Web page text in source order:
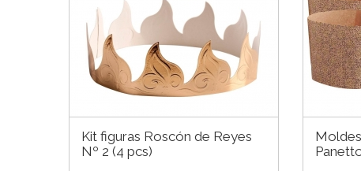
Kit figuras Roscón de Reyes
Nº 2 (4 pcs)